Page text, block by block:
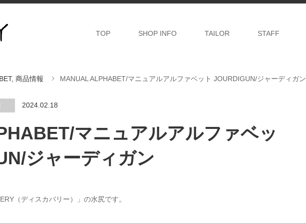
TOP SHOP INFO TAILOR STAFF
, 商品情報 MANUAL ALPHABET/マニュアルアルファベット JOURDIGUN/ジャーディガン
2024.02.18
マニュアルアルファベッ
ジャーディガン
（ディスカバリー）」の水尻です。